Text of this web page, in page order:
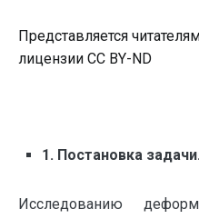
Представляется
лицензии CC BY-ND
1. Постановка задачи.
Исследованию